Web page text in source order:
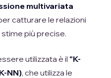
multivariata
catturare le relazioni
più precise.
utilizzata è il "K-
NN), che utilizza le